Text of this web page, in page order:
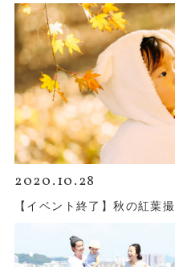
2020.10.28
【イベント終了】秋の紅葉